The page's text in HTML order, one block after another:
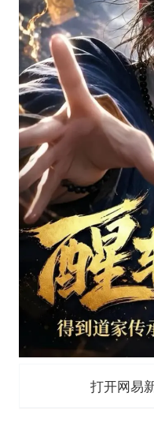
打开网易